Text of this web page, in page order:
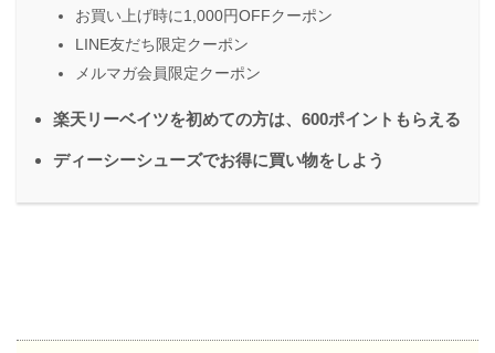
お買い上げ時に1,000円OFFクーポン
LINE友だち限定クーポン
メルマガ会員限定クーポン
楽天リーベイツを初めての方は、600ポイントもらえる
ディーシーシューズでお得に買い物をしよう